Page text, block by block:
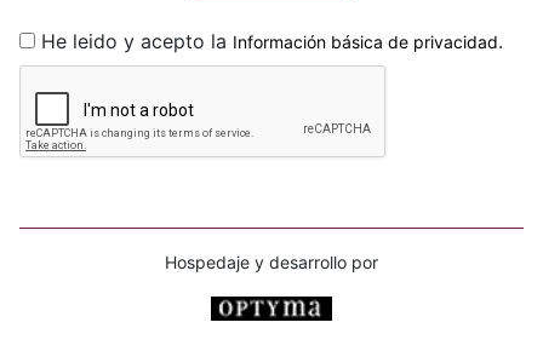
He leido y acepto la Información básica de privacidad.
Hospedaje y desarrollo por